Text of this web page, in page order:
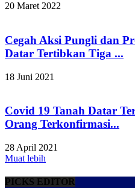
20 Maret 2022
Cegah Aksi Pungli dan
Datar Tertibkan Tiga ...
18 Juni 2021
Covid 19 Tanah Datar
Orang Terkonfirmasi...
28 April 2021
Muat lebih
PICKS EDITOR